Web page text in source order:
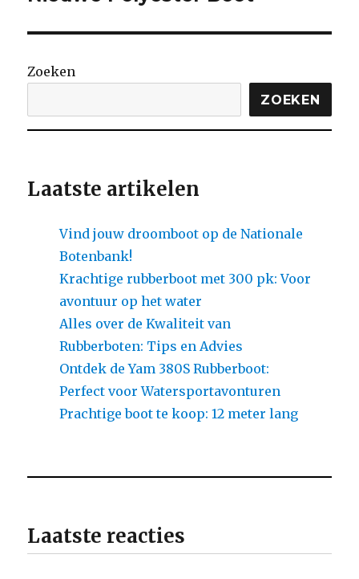
Zoeken
ZOEKEN
Laatste artikelen
Vind jouw droomboot op de Nationale
Botenbank!
Krachtige rubberboot met 300 pk: Voor
avontuur op het water
Alles over de Kwaliteit van
Rubberboten: Tips en Advies
Ontdek de Yam 380S Rubberboot:
Perfect voor Watersportavonturen
Prachtige boot te koop: 12 meter lang
Laatste reacties